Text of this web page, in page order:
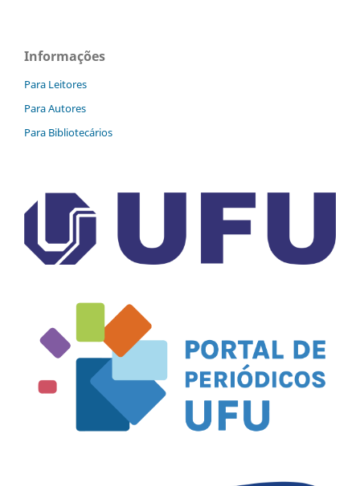
Informações
Para Leitores
Para Autores
Para Bibliotecários